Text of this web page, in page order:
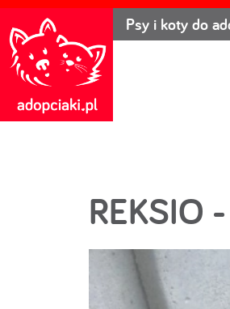
Psy i koty do
REKSIO